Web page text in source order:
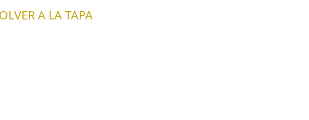
A LA TAPA